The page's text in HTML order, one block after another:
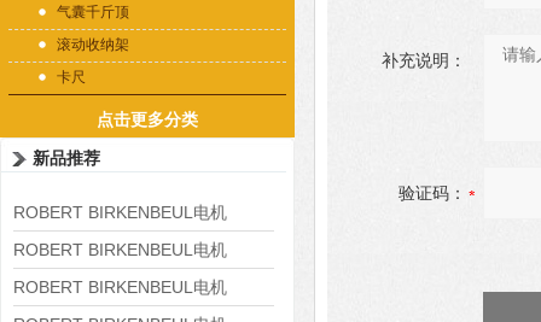
气囊千斤顶
滚动收纳架
卡尺
点击更多分类
新品推荐
ROBERT BIRKENBEUL电机
8APE225M-4-IE3
ROBERT BIRKENBEUL电机
8APE180L-4 IE3
ROBERT BIRKENBEUL电机
补充说明：
验证码：